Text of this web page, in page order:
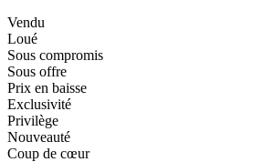
Vendu
Loué
Sous compromis
Sous offre
Prix en baisse
Exclusivité
Privilège
Nouveauté
Coup de cœur